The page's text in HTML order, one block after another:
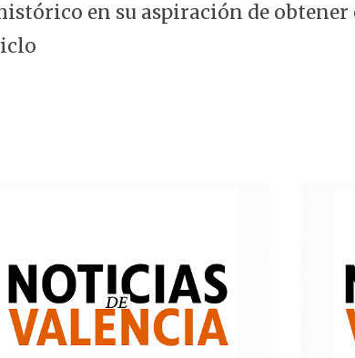
en su aspiración de